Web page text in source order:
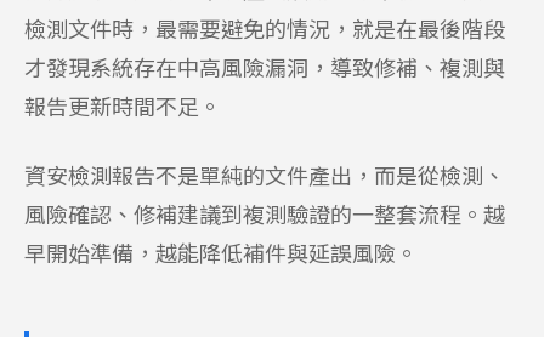
檢測文件時，最需要避免的情況，就是在最後階段
才發現系統存在中高風險漏洞，導致修補、複測與
報告更新時間不足。
資安檢測報告不是單純的文件產出，而是從檢測、
風險確認、修補建議到複測驗證的一整套流程。越
早開始準備，越能降低補件與延誤風險。